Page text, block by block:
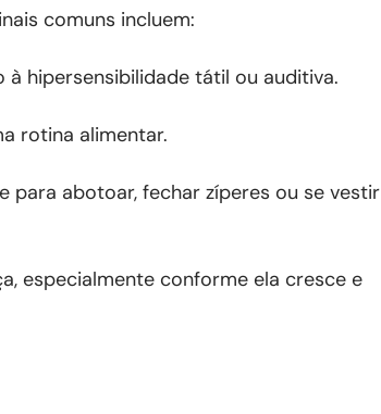
comuns incluem:
hipersensibilidade tátil ou auditiva.
rotina alimentar.
para abotoar, fechar zíperes ou se vestir
especialmente conforme ela cresce e